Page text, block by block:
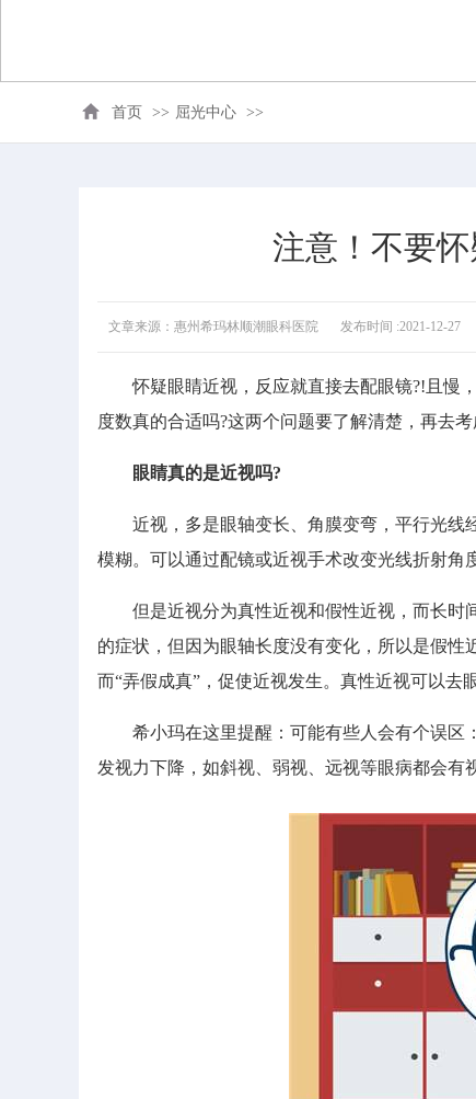
首页 >> 屈光中心 >>
注意！不要
文章来源：惠州希玛林顺潮眼科医院 发布时间 :2021-12-27
怀疑眼睛近视，反应就直接去配眼镜?!且慢，
度数真的合适吗?这两个问题要了解清楚，再去考
眼睛真的是近视吗?
近视，多是眼轴变长、角膜变弯，平行光线
模糊。可以通过配镜或近视手术改变光线折射角
但是近视分为真性近视和假性近视，而长时
的症状，但因为眼轴长度没有变化，所以是假
而“弄假成真”，促使近视发生。真性近视可以去
希小玛在这里提醒：可能有些人会有个误区：
发视力下降，如斜视、弱视、远视等眼病都会有